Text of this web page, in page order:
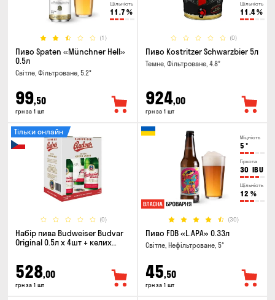
Щільність
11.7 %
(1)
Пиво Spaten «Münchner Hell»
0.5л
Світле, Фільтроване, 5.2°
99,50
грн за 1 шт
Щільність
11.4%
(0)
Пиво Kostritzer Schwarzbier 5л
Темне, Фільтроване, 4.8°
924,00
грн за 1 шт
(0)
Тільки онлайн
Набір пива Budweiser Budvar
Original 0.5л х 4шт + келих
528,00
грн за 1 шт
Міцність
5 °
Гіркота
30 IBU
Щільність
12 %
(30)
Пиво FDB «L.APA» 0.33л
Світле, Нефільтроване, 5°
45,50
грн за 1 шт